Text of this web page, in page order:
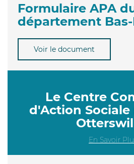
Formulaire APA
département
Voir le document
Le Centre
d'Action Sociale
En Savoir